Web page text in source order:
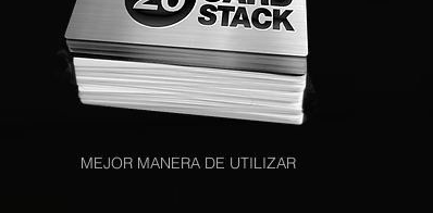
MEJOR MANERA DE UTILIZAR